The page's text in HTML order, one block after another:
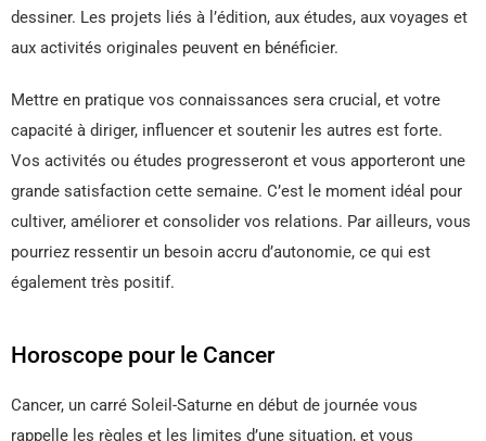
dessiner. Les projets liés à l’édition, aux études, aux voyages et
aux activités originales peuvent en bénéficier.
Mettre en pratique vos connaissances sera crucial, et votre
capacité à diriger, influencer et soutenir les autres est forte.
Vos activités ou études progresseront et vous apporteront une
grande satisfaction cette semaine. C’est le moment idéal pour
cultiver, améliorer et consolider vos relations. Par ailleurs, vous
pourriez ressentir un besoin accru d’autonomie, ce qui est
également très positif.
Horoscope pour le Cancer
Cancer, un carré Soleil-Saturne en début de journée vous
rappelle les règles et les limites d’une situation, et vous